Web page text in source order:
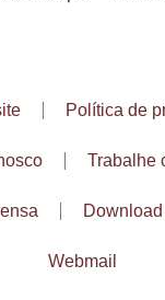
Política de
Trabalhe
Webmail